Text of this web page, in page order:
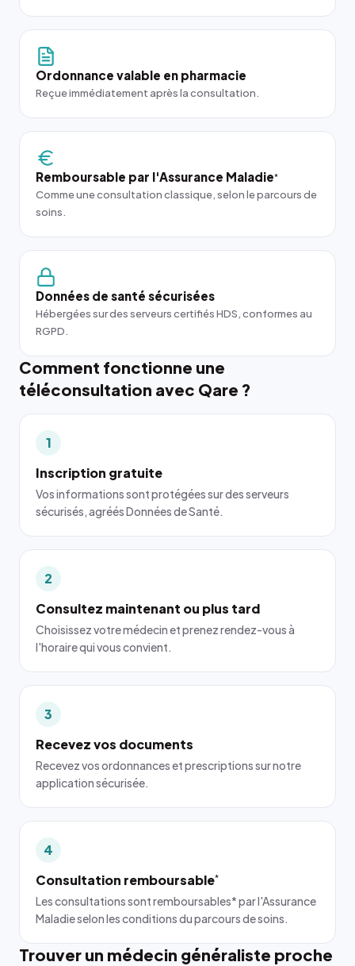
Ordonnance valable en pharmacie
Reçue immédiatement après la consultation.
Remboursable par l'Assurance Maladie*
Comme une consultation classique, selon le parcours de
soins.
Données de santé sécurisées
Hébergées sur des serveurs certifiés HDS, conformes au
RGPD.
Comment fonctionne une
téléconsultation avec Qare ?
1
Inscription gratuite
Vos informations sont protégées sur des serveurs
sécurisés, agréés Données de Santé.
2
Consultez maintenant ou plus tard
Choisissez votre médecin et prenez rendez-vous à
l'horaire qui vous convient.
3
Recevez vos documents
Recevez vos ordonnances et prescriptions sur notre
application sécurisée.
4
Consultation remboursable*
Les consultations sont remboursables* par l'Assurance
Maladie selon les conditions du parcours de soins.
Trouver un médecin généraliste proche